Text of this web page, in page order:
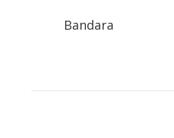
Bandara